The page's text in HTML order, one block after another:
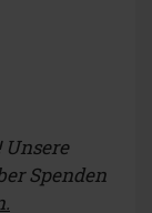
Unsere
Spenden